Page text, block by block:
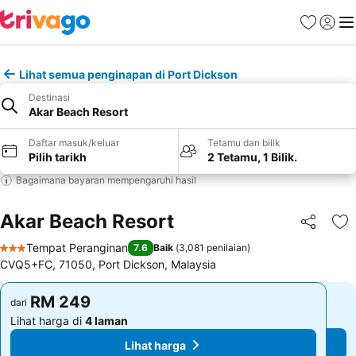
Kegemaran
Daftar
Lihat semua penginapan di Port Dickson
Destinasi
Akar Beach Resort
Daftar masuk/keluar
Pilih tarikh
Tetamu dan bilik
2 Tetamu, 1 Bilik.
Bagaimana bayaran mempengaruhi hasil
Akar Beach Resort Kongsi
3 Bintang
Tempat Peranginan 7.6 Baik (3,081 penilaian)
CVQ5+FC, 71050, Port Dickson, Malaysia
dari RM 249
Lihat harga di 4 laman
Lihat harga
dari RM 249
Lihat harga di 4 laman
Lihat harga